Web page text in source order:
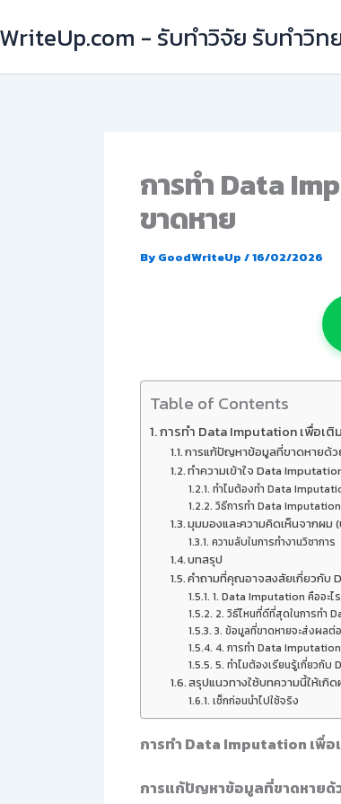
- รับทำวิจัย รับทำวิ
การทำ Data
ขาดหาย
By GoodWriteUp /16/02/2026
Table of Contents
การทำ Data Imputation เพื่อเ
การแก้ปัญหาข้อมูลที่ขาดหายด้ว
ทำความเข้าใจ Data
ทำไมต้องทำ Data
วิธีการทำ Data Imputation
มุมมองและความคิดเห็นจากผม
ความลับในการทำงานวิชาการ
บทสรุป
คำถามที่คุณอาจสงสัยเกี่ยวกับ
1. Data Imputation คืออะไ
2. วิธีไหนที่ดีที่สุดในการทำ
3. ข้อมูลที่ขาดหายจะส่งผลต่อ
4. การทำ Data
5. ทำไมต้องเรียนรู้เกี่ยวกั
สรุปแนวทางใช้บทความนี้ให้เกิด
เช็กก่อนนำไปใช้จริง
การทำ Data Imputation เพื่
การแก้ปัญหาข้อมูลที่ขาดหาย